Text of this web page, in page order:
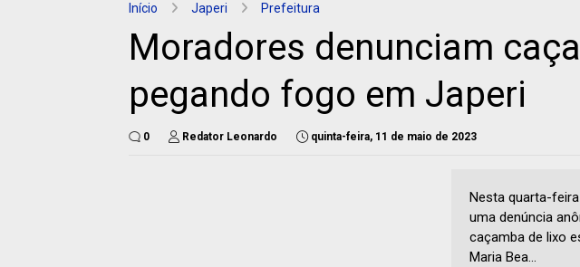
Início Japeri Prefeitura
Moradores denunciam
pegando fogo em Japeri
0 Redator Leonardo quinta-feira, 11 de maio de 2023
Nesta quarta-
uma denúncia
caçamba de lixo
Maria Bea...